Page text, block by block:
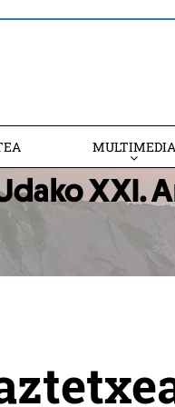
MULTIMEDIA